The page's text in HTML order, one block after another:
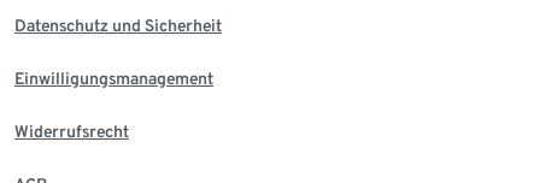
Datenschutz und Sicherheit
Einwilligungsmanagement
Widerrufsrecht